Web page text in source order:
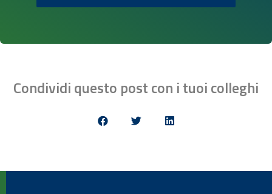
Condividi questo post con i tuoi colleghi